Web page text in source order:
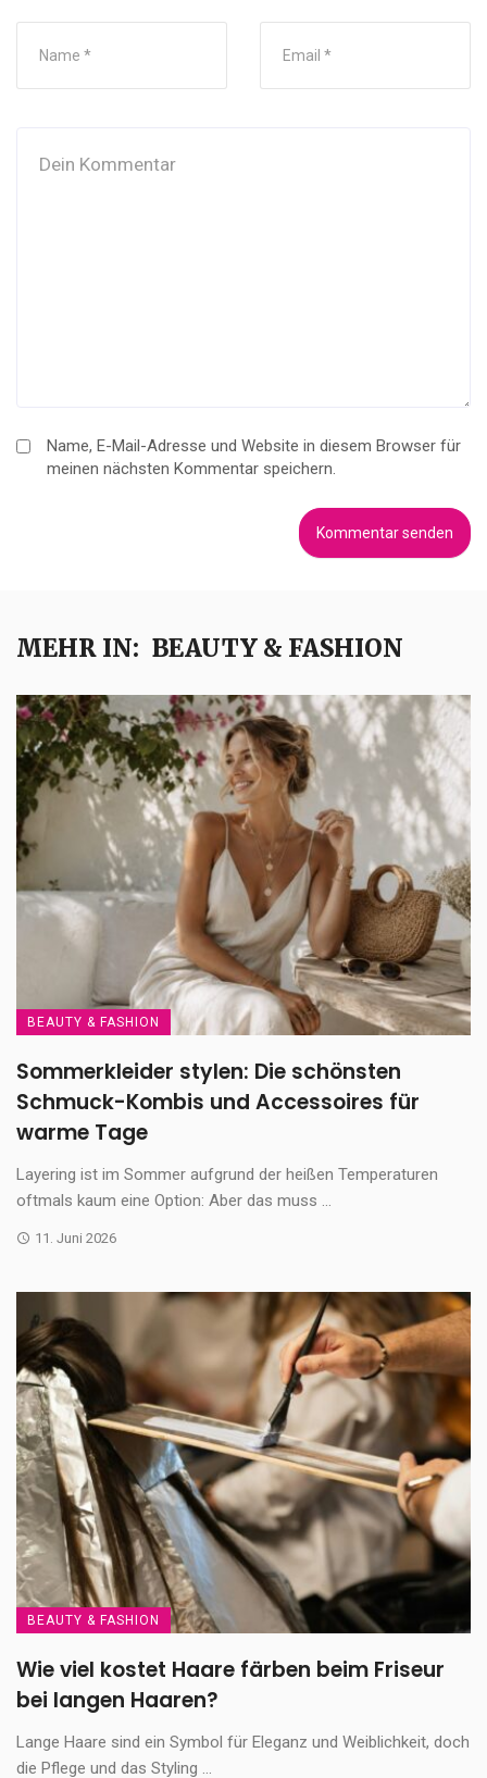
Name, E-Mail-Adresse und Website in diesem Browser für
meinen nächsten Kommentar speichern.
MEHR IN: BEAUTY & FASHION
BEAUTY & FASHION
Sommerkleider stylen: Die schönsten
Schmuck-Kombis und Accessoires für
warme Tage
Layering ist im Sommer aufgrund der heißen Temperaturen
oftmals kaum eine Option: Aber das muss ...
11. Juni 2026
BEAUTY & FASHION
Wie viel kostet Haare färben beim Friseur
bei langen Haaren?
Lange Haare sind ein Symbol für Eleganz und Weiblichkeit, doch
die Pflege und das Styling ...